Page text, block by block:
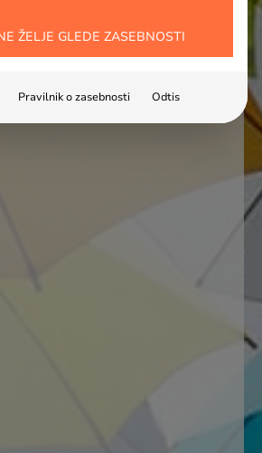
ŽELJE GLEDE ZASEBNOSTI
Pravilnik o zasebnosti Odtis